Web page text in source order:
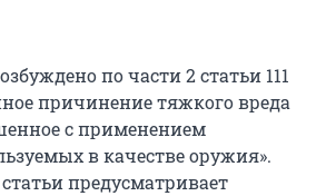
по части 2 статьи 111
причинение тяжкого вреда
с применением
в качестве оружия».
предусматривает